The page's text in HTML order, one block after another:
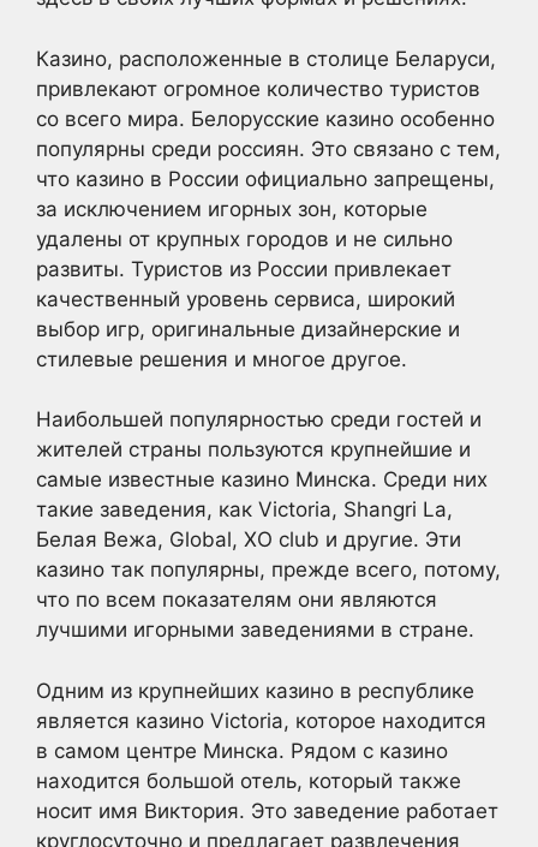
Казино, расположенные в столице Беларуси,
привлекают огромное количество туристов
со всего мира. Белорусские казино особенно
популярны среди россиян. Это связано с тем,
что казино в России официально запрещены,
за исключением игорных зон, которые
удалены от крупных городов и не сильно
развиты. Туристов из России привлекает
качественный уровень сервиса, широкий
выбор игр, оригинальные дизайнерские и
стилевые решения и многое другое.
Наибольшей популярностью среди гостей и
жителей страны пользуются крупнейшие и
самые известные казино Минска. Среди них
такие заведения, как Victoria, Shangri La,
Белая Вежа, Global, XO club и другие. Эти
казино так популярны, прежде всего, потому,
что по всем показателям они являются
лучшими игорными заведениями в стране.
Одним из крупнейших казино в республике
является казино Victoria, которое находится
в самом центре Минска. Рядом с казино
находится большой отель, который также
носит имя Виктория. Это заведение работает
круглосуточно и предлагает развлечения